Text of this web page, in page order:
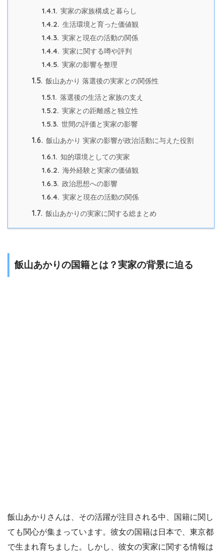
1.4.1. 実家の家族構成と暮らし
1.4.2. 生活環境と育った価値観
1.4.3. 実家と現在の活動の関係
1.4.4. 実家に関する噂や評判
1.4.5. 実家の影響を整理
1.5. 飯山あかり 落選後の実家との関係性
1.5.1. 落選後の生活と家族の支え
1.5.2. 実家との距離感と独立性
1.5.3. 世間の評価と実家の影響
1.6. 飯山あかり 実家の影響が政治活動に与えた役割
1.6.1. 知的環境としての実家
1.6.2. 海外経験と実家の価値観
1.6.3. 政治思想への影響
1.6.4. 実家と現在の活動の関係
1.7. 飯山あかりの実家に関する総まとめ
飯山あかりの国籍とは？実家の背景に迫る
飯山あかりさんは、その活躍が注目される中、国籍に関し
ても関心が集まっています。彼女の国籍は日本で、東京都
で生まれ育ちました。しかし、彼女の実家に関する情報は